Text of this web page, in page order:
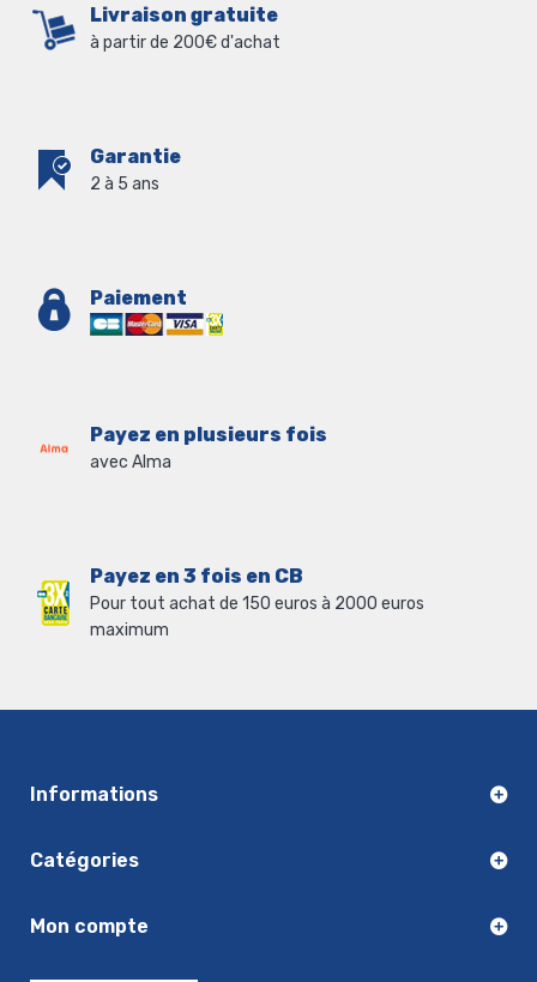
Livraison gratuite
à partir de 200€ d'achat
Garantie
2 à 5 ans
Paiement
Payez en plusieurs fois
avec Alma
Payez en 3 fois en CB
Pour tout achat de 150 euros à 2000 euros
maximum
Informations
Catégories
Mon compte